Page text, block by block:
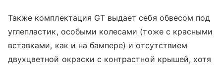
Также комплектация GT выдает себя обвесом под
углепластик, особыми колесами (тоже с красными
вставками, как и на бампере) и отсутствием
двухцветной окраски с контрастной крышей, хотя